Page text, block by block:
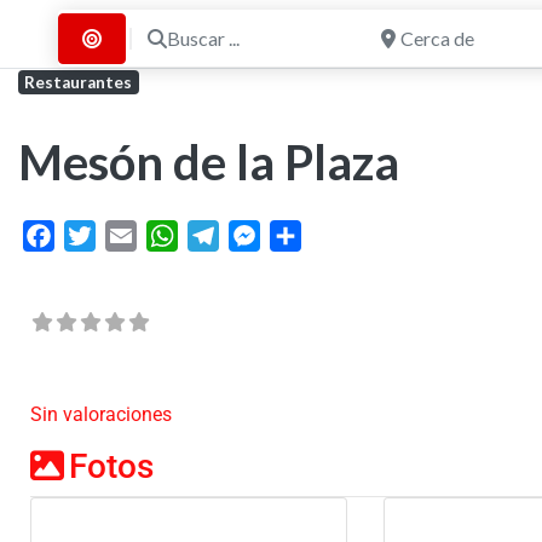
Buscar por Distancia
Buscar ... Cerca de
Restaurantes
Mesón de la Plaza
FacebookTwitterEmail WhatsAppTelegramMessenger
Sin valoraciones
Fotos